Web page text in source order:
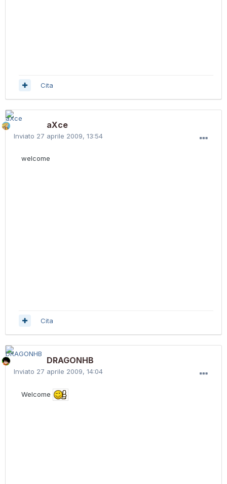
Cita
aXce
Inviato 27 aprile 2009, 13:54
welcome
Cita
DRAGONHB
Inviato 27 aprile 2009, 14:04
Welcome